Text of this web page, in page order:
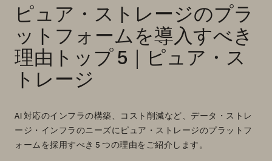
ピュア・ストレージのプラ
ットフォームを導入すべき
理由トップ 5｜ピュア・ス
トレージ
AI 対応のインフラの構築、コスト削減など、データ・ストレ
ージ・インフラのニーズにピュア・ストレージのプラットフ
ォームを採用すべき 5 つの理由をご紹介します。